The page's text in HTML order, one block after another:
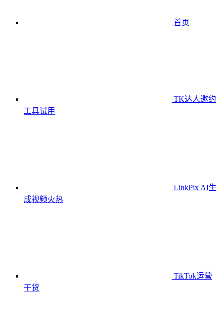
首页
TK达人邀约
工具试用
LinkPix AI生
成视频火热
TikTok运营
干货